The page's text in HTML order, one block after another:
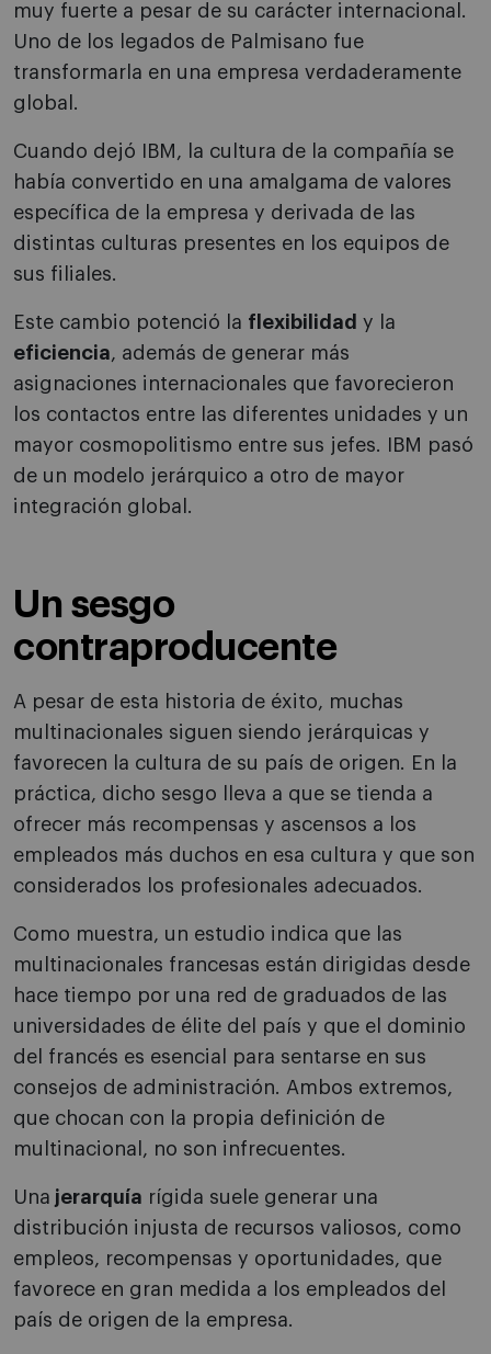
muy fuerte a pesar de su carácter internacional.
Uno de los legados de Palmisano fue
transformarla en una empresa verdaderamente
global.
Cuando dejó IBM, la cultura de la compañía se
había convertido en una amalgama de valores
específica de la empresa y derivada de las
distintas culturas presentes en los equipos de
sus filiales.
Este cambio potenció la flexibilidad y la
eficiencia, además de generar más
asignaciones internacionales que favorecieron
los contactos entre las diferentes unidades y un
mayor cosmopolitismo entre sus jefes. IBM pasó
de un modelo jerárquico a otro de mayor
integración global.
Un sesgo
contraproducente
A pesar de esta historia de éxito, muchas
multinacionales siguen siendo jerárquicas y
favorecen la cultura de su país de origen. En la
práctica, dicho sesgo lleva a que se tienda a
ofrecer más recompensas y ascensos a los
empleados más duchos en esa cultura y que son
considerados los profesionales adecuados.
Como muestra, un estudio indica que las
multinacionales francesas están dirigidas desde
hace tiempo por una red de graduados de las
universidades de élite del país y que el dominio
del francés es esencial para sentarse en sus
consejos de administración. Ambos extremos,
que chocan con la propia definición de
multinacional, no son infrecuentes.
Una jerarquía rígida suele generar una
distribución injusta de recursos valiosos, como
empleos, recompensas y oportunidades, que
favorece en gran medida a los empleados del
país de origen de la empresa.